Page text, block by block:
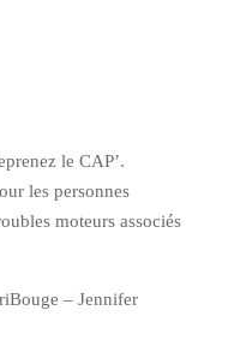
le CAP’.
les personnes
moteurs associés
– Jennifer